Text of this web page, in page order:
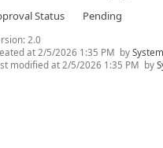
Status
Pending
2.0
at 2/5/2026 1:35 PM by
modified at 2/5/2026 1:35 PM by